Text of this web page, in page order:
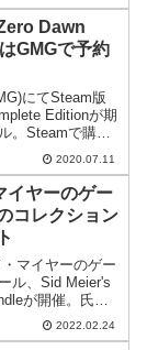
Dawn
GMGで予約
にてSteam版
Editionが期
。Steamで購入
ます。 2020.07.11
イヤーのゲー
コレクション
マイヤーのゲー
ル、Sid Meier's
が開催。氏が
ームをはじめ、
ツを揃えるチャン
2022.02.24